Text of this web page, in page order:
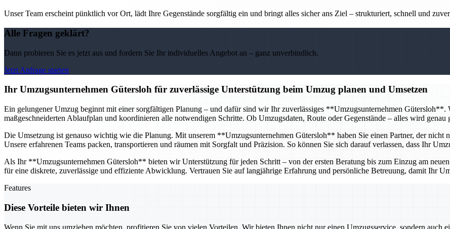
Unser Team erscheint pünktlich vor Ort, lädt Ihre Gegenstände sorgfältig ein und bringt alles sicher ans Ziel – strukturiert, schnell und
Alle Fragen geklärt?
Dann probieren Sie es jetzt aus und fordern Sie Ihr individuelles Angebot an – ganz unverbindlich.
Jetzt Anfrage starten
Ihr Umzugsunternehmen Gütersloh für zuverlässige Unterstützung beim Umzug planen und Umsetzen
Ein gelungener Umzug beginnt mit einer sorgfältigen Planung – und dafür sind wir Ihr zuverlässiges **Umzugsunternehmen
maßgeschneiderten Ablaufplan und koordinieren alle notwendigen Schritte. Ob Umzugsdaten, Route oder Gegenstände – alles wird
Die Umsetzung ist genauso wichtig wie die Planung. Mit unserem **Umzugsunternehmen Gütersloh** haben Sie einen Partner, der nicht
Unsere erfahrenen Teams packen, transportieren und räumen mit Sorgfalt und Präzision. So können Sie sich darauf verlassen, dass Ihr
Als Ihr **Umzugsunternehmen Gütersloh** bieten wir Unterstützung für jeden Schritt – von der ersten Beratung bis zum Einzug am
für eine diskrete, zuverlässige und effiziente Abwicklung. Vertrauen Sie auf langjährige Erfahrung und persönliche Betreuung, damit Ihr
Features
Diese Vorteile bieten wir Ihnen
Wenn Sie mit uns umziehen möchten, profitieren Sie von vielen Vorteilen. Wir bieten Ihnen nicht nur einen Umzugsservice, sondern auch